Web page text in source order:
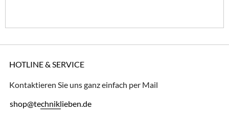
HOTLINE & SERVICE
Kontaktieren Sie uns ganz einfach per Mail
shop@techniklieben.de